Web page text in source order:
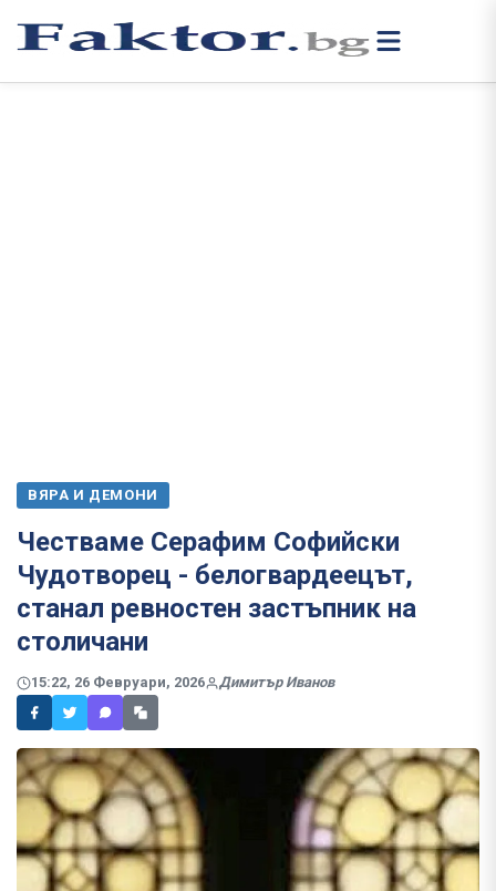
ВЯРА И ДЕМОНИ
Честваме Серафим Софийски
Чудотворец - белогвардеецът,
станал ревностен застъпник на
столичани
15:22, 26 Февруари, 2026 Димитър Иванов